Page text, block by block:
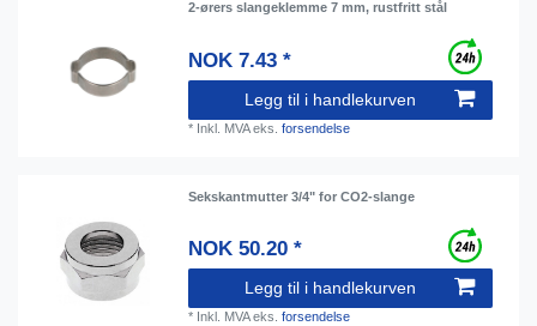
2-ørers slangeklemme 7 mm, rustfritt stål
NOK 7.43 *
Legg til i handlekurven
* Inkl. MVAeks.forsendelse
Sekskantmutter 3/4" for CO2-slange
NOK 50.20 *
Legg til i handlekurven
* Inkl. MVAeks.forsendelse